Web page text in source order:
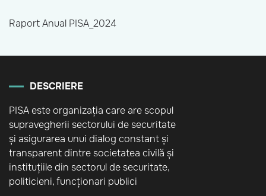
Raport Anual PISA_2024
DESCRIERE
PISA este organizația care are scopul
supravegherii sectorului de securitate
și asigurarea unui dialog constant și
transparent dintre societatea civilă și
instituțiile din sectorul de securitate,
politicieni, funcționari publici